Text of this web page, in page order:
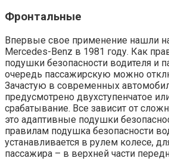
Фронтальные
Впервые свое применение нашли
Mercedes-Benz в 1981 году. Как
подушки безопасности водителя и
очередь пассажирскую можно
Зачастую в современных
предусмотрено двухступенчатое
срабатывание. Все зависит от
это адаптивные подушки
правилам подушка безопасности
устанавливается в рулем колесе,
пассажира – в верхней части